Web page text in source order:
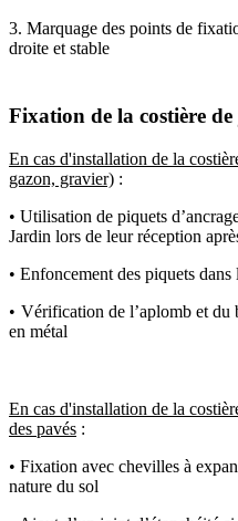
3. Marquage des points de
droite et stable
Fixation de la costière
En cas d'installation de la
gazon, gravier) :
• Utilisation de piquets
Jardin lors de leur réception
• Enfoncement des piquets
• Vérification de l’aplomb et du
en métal
En cas d'installation de la
des pavés :
• Fixation avec chevilles à
nature du sol